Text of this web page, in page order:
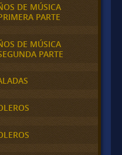
DE MÚSICA
PARTE
DE MÚSICA
PARTE